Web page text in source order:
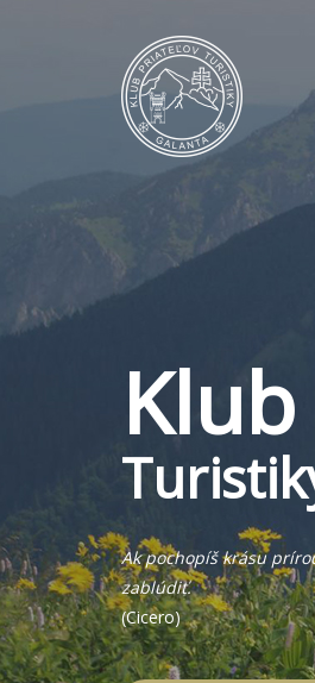
Klub
Ak pochopíš krásu
zablúdiť.
(Cicero)